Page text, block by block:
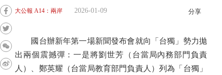
大公報 A14：兩岸 2026-01-09 分享
國台辦新年第一場新聞發布會就向「台獨」勢力拋
出兩個震撼彈：一是將劉世芳（台當局內務部門負責
人）、鄭英耀（台當局教育部門負責人）列為「台獨」